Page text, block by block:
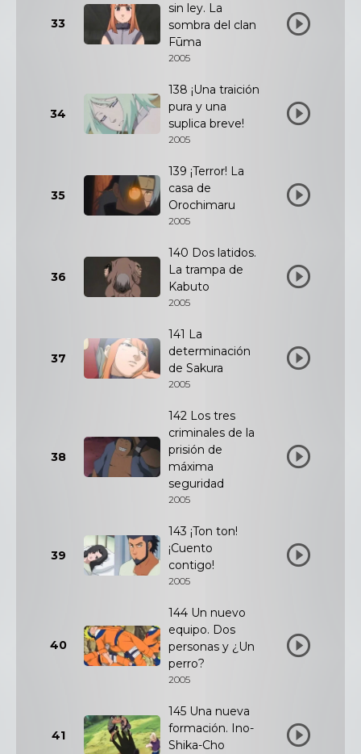
33
sin ley. La
sombra del clan
Fūma
2005
34
138 ¡Una traición
pura y una
suplica breve!
2005
35
139 ¡Terror! La
casa de
Orochimaru
2005
36
140 Dos latidos.
La trampa de
Kabuto
2005
37
141 La
determinación
de Sakura
2005
38
142 Los tres
criminales de la
prisión de
máxima
seguridad
2005
39
143 ¡Ton ton!
¡Cuento
contigo!
2005
40
144 Un nuevo
equipo. Dos
personas y ¿Un
perro?
2005
41
145 Una nueva
formación. Ino-
Shika-Cho